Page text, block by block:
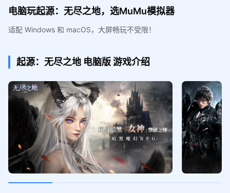
电脑玩起源：无尽之地，选MuMu模拟器
适配 Windows 和 macOS，大屏畅玩不受限！
起源：无尽之地 电脑版游戏介绍